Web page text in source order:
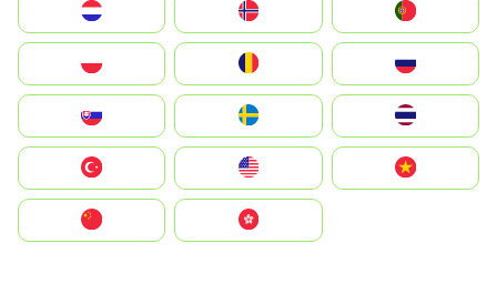
United States
中國香港特別行政區